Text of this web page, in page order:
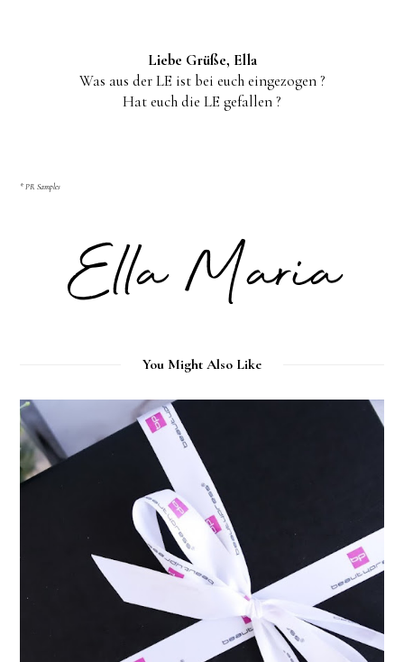
Liebe Grüße, Ella
Was aus der LE ist bei euch eingezogen ?
Hat euch die LE gefallen ?
* PR Samples
You Might Also Like